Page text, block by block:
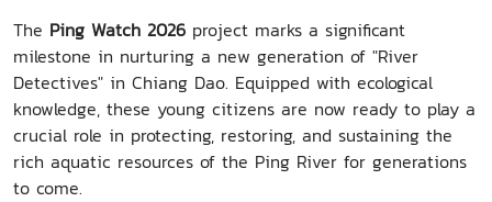
The Ping Watch 2026 project marks a significant
milestone in nurturing a new generation of "River
Detectives" in Chiang Dao. Equipped with ecological
knowledge, these young citizens are now ready to play a
crucial role in protecting, restoring, and sustaining the
rich aquatic resources of the Ping River for generations
to come.